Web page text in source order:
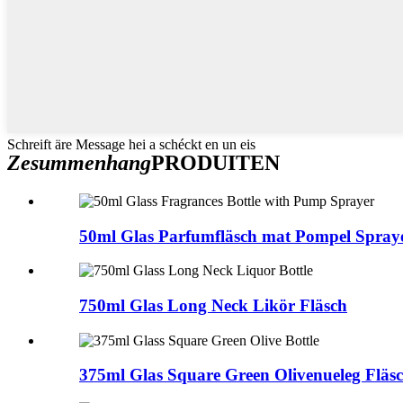
Schreift äre Message hei a schéckt en un eis
ZesummenhangPRODUITEN
50ml Glas Parfumfläsch mat Pompel
750ml Glas Long Neck Likör Fläsch
375ml Glas Square Green Olivenueleg